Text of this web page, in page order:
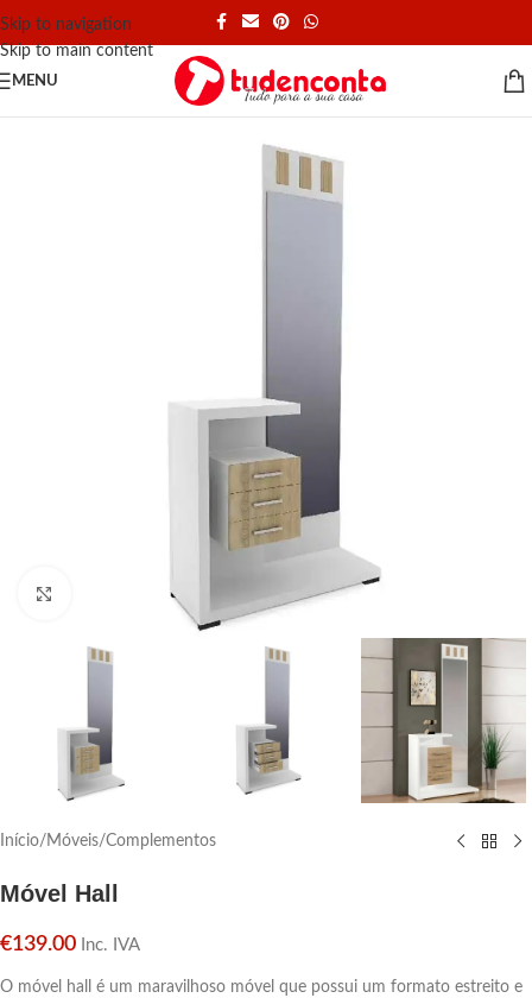
Skip to navigation
Skip to main content
MENU
Click para aumentar
Início/ Móveis/Complementos
Móvel Hall
€139.00 Inc. IVA
O móvel hall é um maravilhoso móvel que possui um formato estreito e